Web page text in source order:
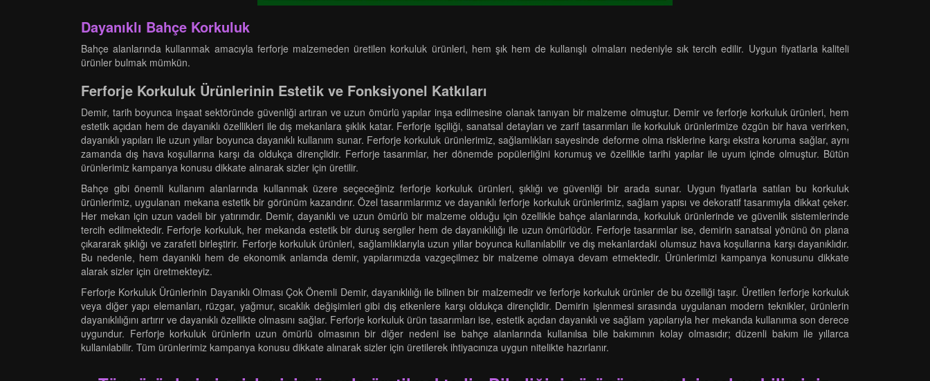
Dayanıklı Bahçe Korkuluk
Bahçe alanlarında kullanmak amacıyla ferforje malzemeden üretilen korkuluk ürünleri, hem şık hem de kullanışlı olmaları nedeniyle sık tercih edilir. Uygun fiyatlarla kaliteli
ürünler bulmak mümkün.
Ferforje Korkuluk Ürünlerinin Estetik ve Fonksiyonel Katkıları
Demir, tarih boyunca inşaat sektöründe güvenliği artıran ve uzun ömürlü yapılar inşa edilmesine olanak tanıyan bir malzeme olmuştur. Demir ve ferforje korkuluk ürünleri, hem
estetik açıdan hem de dayanıklı özellikleri ile dış mekanlara şıklık katar. Ferforje işçiliği, sanatsal detayları ve zarif tasarımları ile korkuluk ürünlerimize özgün bir hava verirken,
dayanıklı yapıları ile uzun yıllar boyunca dayanıklı kullanım sunar. Ferforje korkuluk ürünlerimiz, sağlamlıkları sayesinde deforme olma risklerine karşı ekstra koruma sağlar, aynı
zamanda dış hava koşullarına karşı da oldukça dirençlidir. Ferforje tasarımlar, her dönemde popülerliğini korumuş ve özellikle tarihi yapılar ile uyum içinde olmuştur. Bütün
ürünlerimiz kampanya konusu dikkate alınarak sizler için üretilir.
Bahçe gibi önemli kullanım alanlarında kullanmak üzere seçeceğiniz ferforje korkuluk ürünleri, şıklığı ve güvenliği bir arada sunar. Uygun fiyatlarla satılan bu korkuluk
ürünlerimiz, uygulanan mekana estetik bir görünüm kazandırır. Özel tasarımlarımız ve dayanıklı ferforje korkuluk ürünlerimiz, sağlam yapısı ve dekoratif tasarımıyla dikkat çeker.
Her mekan için uzun vadeli bir yatırımdır. Demir, dayanıklı ve uzun ömürlü bir malzeme olduğu için özellikle bahçe alanlarında, korkuluk ürünlerinde ve güvenlik sistemlerinde
tercih edilmektedir. Ferforje korkuluk, her mekanda estetik bir duruş sergiler hem de dayanıklılığı ile uzun ömürlüdür. Ferforje tasarımlar ise, demirin sanatsal yönünü ön plana
çıkararak şıklığı ve zarafeti birleştirir. Ferforje korkuluk ürünleri, sağlamlıklarıyla uzun yıllar boyunca kullanılabilir ve dış mekanlardaki olumsuz hava koşullarına karşı dayanıklıdır.
Bu nedenle, hem dayanıklı hem de ekonomik anlamda demir, yapılarımızda vazgeçilmez bir malzeme olmaya devam etmektedir. Ürünlerimizi kampanya konusunu dikkate
alarak sizler için üretmekteyiz.
Ferforje Korkuluk Ürünlerinin Dayanıklı Olması Çok Önemli Demir, dayanıklılığı ile bilinen bir malzemedir ve ferforje korkuluk ürünler de bu özelliği taşır. Üretilen ferforje korkuluk
veya diğer yapı elemanları, rüzgar, yağmur, sıcaklık değişimleri gibi dış etkenlere karşı oldukça dirençlidir. Demirin işlenmesi sırasında uygulanan modern teknikler, ürünlerin
dayanıklılığını artırır ve dayanıklı özellikte olmasını sağlar. Ferforje korkuluk ürün tasarımları ise, estetik açıdan dayanıklı ve sağlam yapılarıyla her mekanda kullanıma son derece
uygundur. Ferforje korkuluk ürünlerin uzun ömürlü olmasının bir diğer nedeni ise bahçe alanlarında kullanılsa bile bakımının kolay olmasıdır; düzenli bakım ile yıllarca
kullanılabilir. Tüm ürünlerimiz kampanya konusu dikkate alınarak sizler için üretilerek ihtiyacınıza uygun nitelikte hazırlanır.